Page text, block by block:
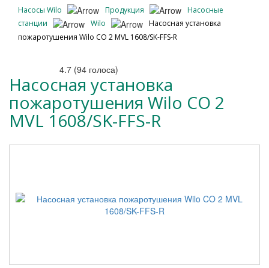
Насосы Wilo Продукция
Насосные
станции
Wilo
Насосная установка
пожаротушения Wilo CO 2 MVL 1608/SK-FFS-R
4.7 (94 голоса)
Насосная установка
пожаротушения Wilo CO 2
MVL 1608/SK-FFS-R